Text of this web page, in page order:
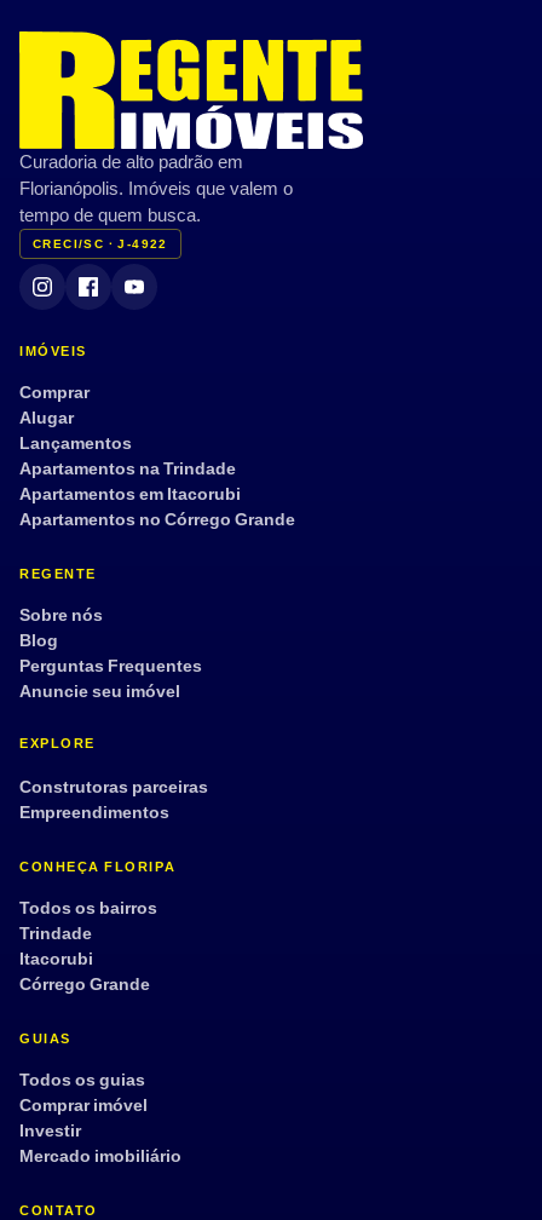
Curadoria de alto padrão em
Florianópolis. Imóveis que valem o
tempo de quem busca.
CRECI/SC · J-4922
IMÓVEIS
Comprar
Alugar
Lançamentos
Apartamentos na Trindade
Apartamentos em Itacorubi
Apartamentos no Córrego Grande
REGENTE
Sobre nós
Blog
Perguntas Frequentes
Anuncie seu imóvel
EXPLORE
Construtoras parceiras
Empreendimentos
CONHEÇA FLORIPA
Todos os bairros
Trindade
Itacorubi
Córrego Grande
GUIAS
Todos os guias
Comprar imóvel
Investir
Mercado imobiliário
CONTATO